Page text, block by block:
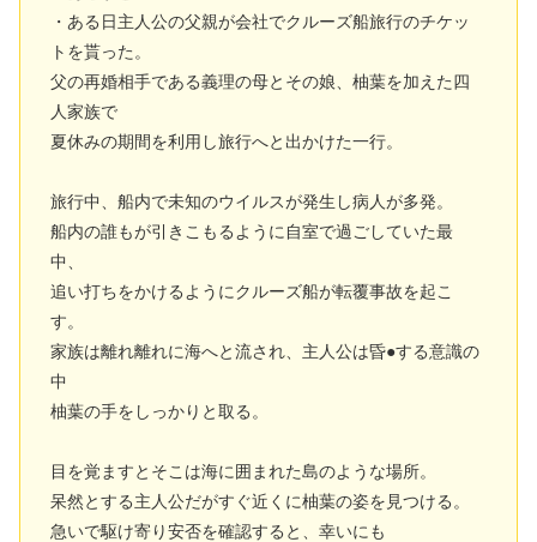
・ある日主人公の父親が会社でクルーズ船旅行のチケッ
トを貰った。
父の再婚相手である義理の母とその娘、柚葉を加えた四
人家族で
夏休みの期間を利用し旅行へと出かけた一行。
旅行中、船内で未知のウイルスが発生し病人が多発。
船内の誰もが引きこもるように自室で過ごしていた最
中、
追い打ちをかけるようにクルーズ船が転覆事故を起こ
す。
家族は離れ離れに海へと流され、主人公は昏●する意識の
中
柚葉の手をしっかりと取る。
目を覚ますとそこは海に囲まれた島のような場所。
呆然とする主人公だがすぐ近くに柚葉の姿を見つける。
急いで駆け寄り安否を確認すると、幸いにも